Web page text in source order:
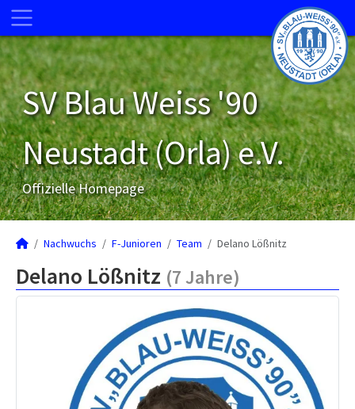
SV Blau Weiss '90
Neustadt (Orla) e.V.
Offizielle Homepage
Nachwuchs F-Junioren Team Delano Lößnitz
Delano Lößnitz (7 Jahre)